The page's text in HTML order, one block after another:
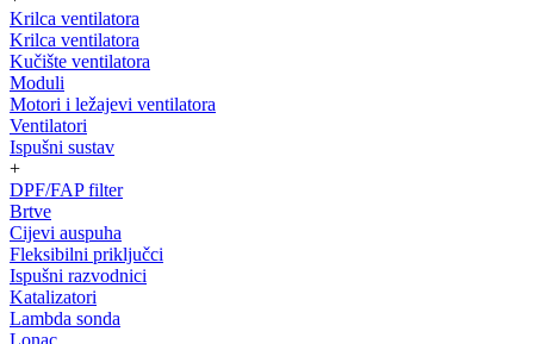
Krilca ventilatora
Krilca ventilatora
Kučište ventilatora
Moduli
Motori i ležajevi ventilatora
Ventilatori
Ispušni sustav
+
DPF/FAP filter
Brtve
Cijevi auspuha
Fleksibilni priključci
Ispušni razvodnici
Katalizatori
Lambda sonda
Lonac